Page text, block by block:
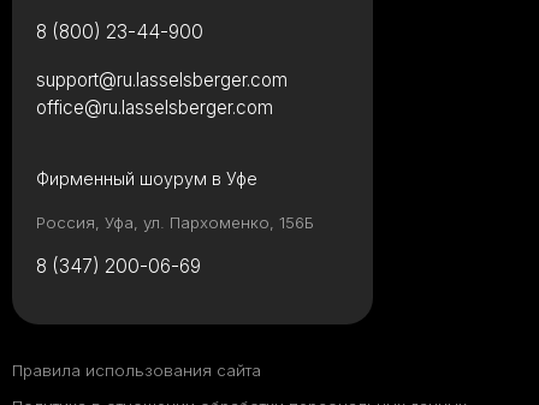
8 (800) 23-44-900
Фирменный шоурум в Уфе
Россия, Уфа, ул. Пархоменко, 156Б
8 (347) 200-06-69
support@ru.lasselsberger.com
office@ru.lasselsberger.com
Правила использования сайта